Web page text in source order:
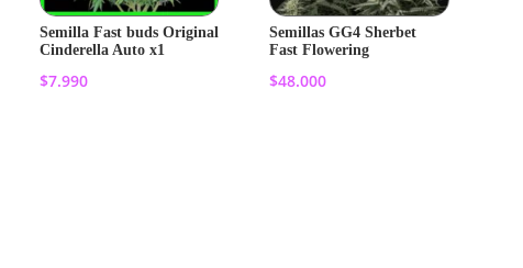
Semilla Fast buds Original
Cinderella Auto x1
$7.990
Semillas GG4 Sherbet
Fast Flowering
$48.000